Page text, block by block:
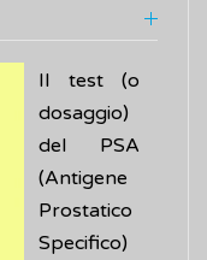
Il test (o
dosaggio)
del PSA
(Antigene
Prostatico
Specifico)